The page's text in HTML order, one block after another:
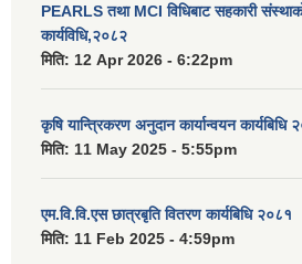
PEARLS तथा MCI विधिबाट सहकारी
कार्यविधि,२०८२
मिति: 12 Apr 2026 - 6:22pm
कृषि यान्त्रिकरण अनुदान कार्यान्वयन कार्यबिधि
मिति: 11 May 2025 - 5:55pm
एम.वि.वि.एस छात्रबृति वितरण कार्यबिधि २०८१
मिति: 11 Feb 2025 - 4:59pm